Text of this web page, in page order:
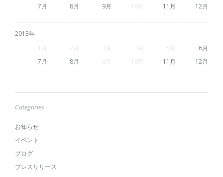
7
8 9 10 11 12
2013
1
2 3 4 5
6
7
8 9 10 11 12
Categories
お知らせ
イベント
ブログ
プレスリリース